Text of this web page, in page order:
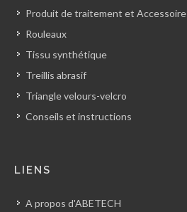
Produit de traitement et Accessoire
Rouleaux
Tissu synthétique
Treillis abrasif
Triangle velours-velcro
Conseils et instructions
LIENS
A propos d'ABETECH